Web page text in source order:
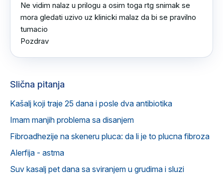
Ne vidim nalaz u prilogu a osim toga rtg snimak se
mora gledati uzivo uz klinicki malaz da bi se pravilno
tumacio
Pozdrav
Slična pitanja
Kašalj koji traje 25 dana i posle dva antibiotika
Imam manjih problema sa disanjem
Fibroadhezije na skeneru pluca: da li je to plucna fibroza
Alerfija - astma
Suv kasalj pet dana sa sviranjem u grudima i sluzi